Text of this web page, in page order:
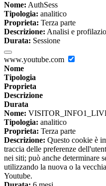
Nome: AuthSess
Tipologia: analitico
Proprieta: Terza parte
Descrizione: Analisi e
Durata: Sessione
www.youtube.com
Nome
Tipologia
Proprieta
Descrizione
Durata
Nome:
Tipologia: analitico
Proprieta: Terza parte
Descrizione: Questo cookie è
traccia delle preferenze
nei siti; può anche determinare
utilizzando la nuova o la
Youtube.